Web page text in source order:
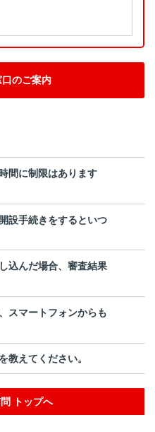
のご案内
間に制限はあります
設手続きをするといつ
込んだ場合、審査結果
スマートフォンからも
教えてください。
トップへ